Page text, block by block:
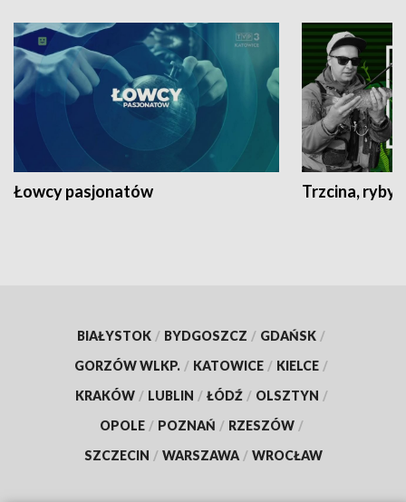
Łowcy pasjonatów Trzcina, ryby
BIAŁYSTOK / BYDGOSZCZ / GDAŃSK /
GORZÓW WLKP. / KATOWICE / KIELCE /
KRAKÓW / LUBLIN / ŁÓDŹ / OLSZTYN /
OPOLE / POZNAŃ / RZESZÓW /
SZCZECIN / WARSZAWA / WROCŁAW